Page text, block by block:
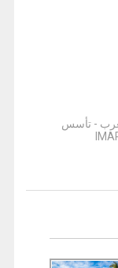
- تأسس